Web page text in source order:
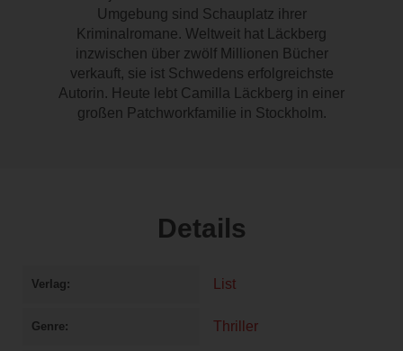
Umgebung sind Schauplatz ihrer
Kriminalromane. Weltweit hat Läckberg
inzwischen über zwölf Millionen Bücher
verkauft, sie ist Schwedens erfolgreichste
Autorin. Heute lebt Camilla Läckberg in einer
großen Patchworkfamilie in Stockholm.
Details
Verlag List
Genre Thriller